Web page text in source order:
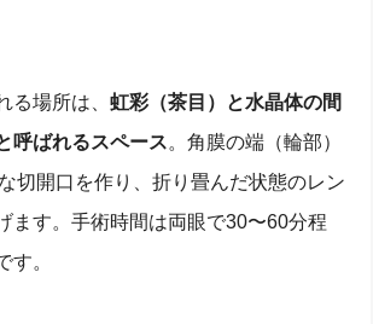
る場所は、虹彩（茶目）と水晶体の間
呼ばれるスペース。角膜の端（輪部）
切開口を作り、折り畳んだ状態のレン
ます。手術時間は両眼で30〜60分程
す。